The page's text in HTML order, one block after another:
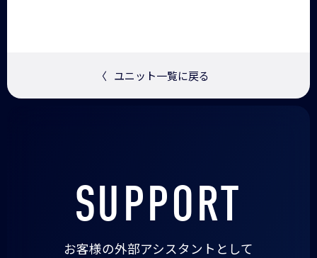
〈 ユニット一覧に戻る
SUPPORT
お客様の外部アシスタントとして